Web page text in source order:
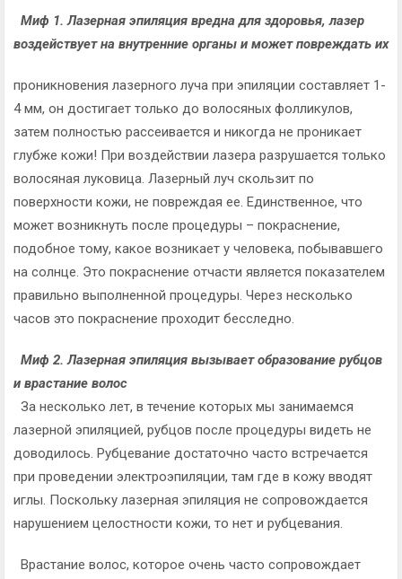
Миф 1. Лазерная эпиляция вредна для здоровья, лазер
воздействует на внутренние органы и может повреждать их
проникновения лазерного луча при эпиляции составляет 1-
4 мм, он достигает только до волосяных фолликулов,
затем полностью рассеивается и никогда не проникает
глубже кожи! При воздействии лазера разрушается только
волосяная луковица. Лазерный луч скользит по
поверхности кожи, не повреждая ее. Единственное, что
может возникнуть после процедуры – покраснение,
подобное тому, какое возникает у человека, побывавшего
на солнце. Это покраснение отчасти является показателем
правильно выполненной процедуры. Через несколько
часов это покраснение проходит бесследно.
Миф 2. Лазерная эпиляция вызывает образование рубцов
и врастание волос
За несколько лет, в течение которых мы занимаемся
лазерной эпиляцией, рубцов после процедуры видеть не
доводилось. Рубцевание достаточно часто встречается
при проведении электроэпиляции, там где в кожу вводят
иглы. Поскольку лазерная эпиляция не сопровождается
нарушением целостности кожи, то нет и рубцевания.
Врастание волос, которое очень часто сопровождает